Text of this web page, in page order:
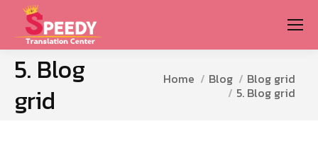
5. Blog
grid
You are here:
Home Blog
Blog grid
5. Blog grid